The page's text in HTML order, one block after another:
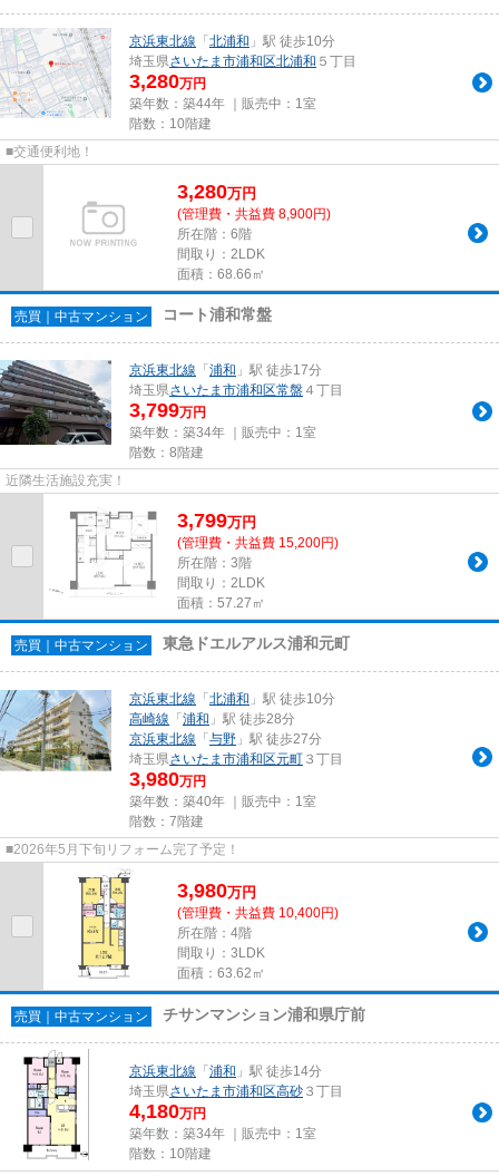
京浜東北線 「 北浦和 」駅 徒歩10分
埼玉県さいたま市浦和区北浦和 ５丁目
3,280万円
築年数：築44年 ｜販売中： 1室
階数：10階建
■交通便利地！
3,280万円
(管理費・共益費 8,900円)
所在階：6階
間取り：2LDK
面積：68.66㎡
売買｜中古マンション コート浦和常盤
京浜東北線 「 浦和 」駅 徒歩17分
埼玉県さいたま市浦和区常盤 ４丁目
3,799万円
築年数：築34年 ｜販売中： 1室
階数：8階建
近隣生活施設充実！
3,799万円
(管理費・共益費 15,200円)
所在階：3階
間取り：2LDK
面積：57.27㎡
売買｜中古マンション 東急ドエルアルス浦和元町
京浜東北線 「 北浦和 」駅 徒歩10分
高崎線 「 浦和 」駅 徒歩28分
京浜東北線 「 与野 」駅 徒歩27分
埼玉県さいたま市浦和区元町 ３丁目
3,980万円
築年数：築40年 ｜販売中： 1室
階数：7階建
■2026年5月下旬リフォーム完了予定！
3,980万円
(管理費・共益費 10,400円)
所在階：4階
間取り：3LDK
面積：63.62㎡
売買｜中古マンション チサンマンション浦和県庁前
京浜東北線 「 浦和 」駅 徒歩14分
埼玉県さいたま市浦和区高砂 ３丁目
4,180万円
築年数：築34年 ｜販売中： 1室
階数：10階建